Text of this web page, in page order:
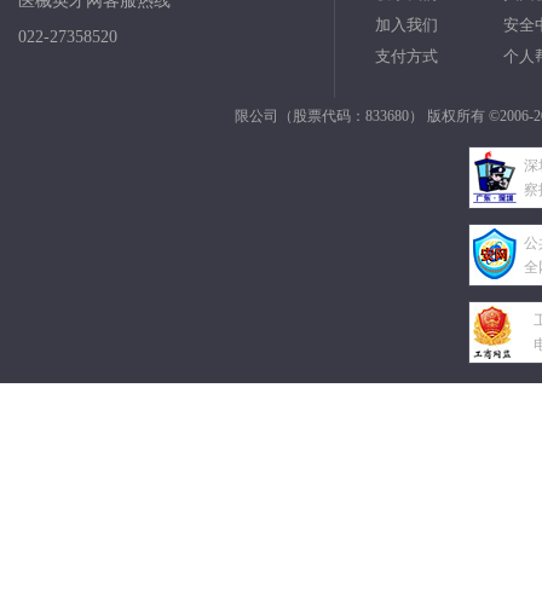
022-27358520
加入我们
支付方式
安全
个人
限公司（股票代码：833680） 版权所有 ©2006-
深
察
公
全